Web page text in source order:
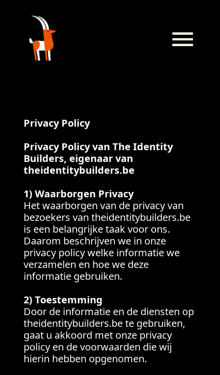
Privacy Policy
Privacy Policy van The Identity
Builders, eigenaar van
theidentitybuilders.be
1) Waarborgen Privacy
Het waarborgen van de privacy van
bezoekers van theidentitybuilders.be
is een belangrijke taak voor ons.
Daarom beschrijven we in onze
privacy policy welke informatie we
verzamelen en hoe we deze
informatie gebruiken.
2) Toestemming
Door de informatie en de diensten op
theidentitybuilders.be te gebruiken,
gaat u akkoord met onze privacy
policy en de voorwaarden die wij
hierin hebben opgenomen.